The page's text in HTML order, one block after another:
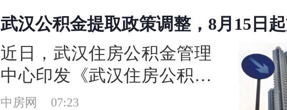
武汉公积金提取政策调整，8月15日
近日，武汉住房公积金管理
中心印发《武汉住房公积金
管理中心优化偿还商业贷款
中房网 07:23